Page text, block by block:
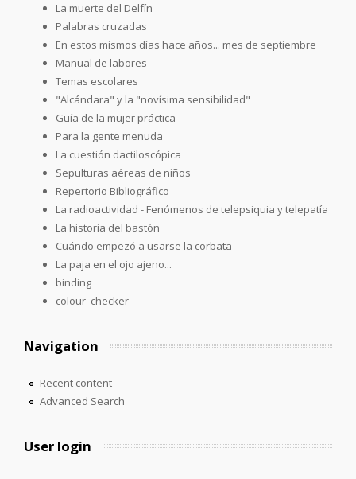
La muerte del Delfín
Palabras cruzadas
En estos mismos días hace años... mes de septiembre
Manual de labores
Temas escolares
"Alcándara" y la "novísima sensibilidad"
Guía de la mujer práctica
Para la gente menuda
La cuestión dactiloscópica
Sepulturas aéreas de niños
Repertorio Bibliográfico
La radioactividad - Fenómenos de telepsiquia y telepatía
La historia del bastón
Cuándo empezó a usarse la corbata
La paja en el ojo ajeno...
binding
colour_checker
Navigation
Recent content
Advanced Search
User login